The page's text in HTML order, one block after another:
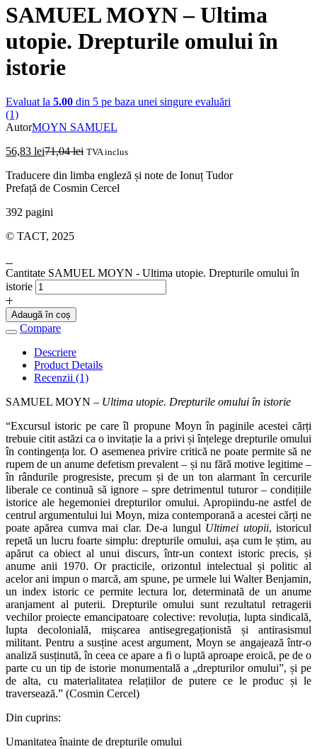
SAMUEL MOYN – Ultima
utopie. Drepturile omului în
istorie
Evaluat la 5.00 din 5 pe baza unei singure evaluări
(1)
AutorMOYN SAMUEL
56,83 lei71,04lei TVA inclus
Traducere din limba engleză și note de Ionuț Tudor
Prefață de Cosmin Cercel
392 pagini
© TACT, 2025
Cantitate SAMUEL MOYN - Ultima utopie. Drepturile omului în
istorie
Adaugă în coș
Compare
Descriere
Product Details
Recenzii (1)
SAMUEL MOYN – Ultima utopie. Drepturile omului în istorie
“Excursul istoric pe care îl propune Moyn în paginile acestei cărți
trebuie citit astăzi ca o invitație la a privi și înțelege drepturile omului
în contingența lor. O asemenea privire critică ne poate permite să ne
rupem de un anume defetism prevalent – și nu fără motive legitime –
în rândurile progresiste, precum și de un ton alarmant în cercurile
liberale ce continuă să ignore – spre detrimentul tuturor – condițiile
istorice ale hegemoniei drepturilor omului. Apropiindu-ne astfel de
centrul argumentului lui Moyn, miza contemporană a acestei cărți ne
poate apărea cumva mai clar. De-a lungul Ultimei utopii, istoricul
repetă un lucru foarte simplu: drepturile omului, așa cum le știm, au
apărut ca obiect al unui discurs, într-un context istoric precis, și
anume anii 1970. Or practicile, orizontul intelectual și politic al
acelor ani impun o marcă, am spune, pe urmele lui Walter Benjamin,
un index istoric ce permite lectura lor, determinată de un anume
aranjament al puterii. Drepturile omului sunt rezultatul retragerii
vechilor proiecte emancipatoare colective: revoluția, lupta sindicală,
lupta decolonială, mișcarea antisegregaționistă și antirasismul
militant. Pentru a susține acest argument, Moyn se angajează într-o
analiză susținută, în ceea ce apare a fi o luptă aproape eroică, pe de o
parte cu un tip de istorie monumentală a „drepturilor omului”, și pe
de alta, cu materialitatea relațiilor de putere ce le produc și le
traversează.” (Cosmin Cercel)
Din cuprins:
Umanitatea înainte de drepturile omului